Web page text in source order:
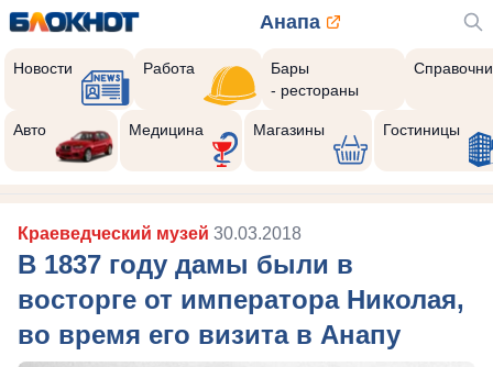
Анапа
Новости Работа
Бары
- рестораны
Авто Медицина Магазины Гостиницы
Краеведческий музей 30.03.2018
В 1837 году дамы были в
восторге от императора Николая,
во время его визита в Анапу